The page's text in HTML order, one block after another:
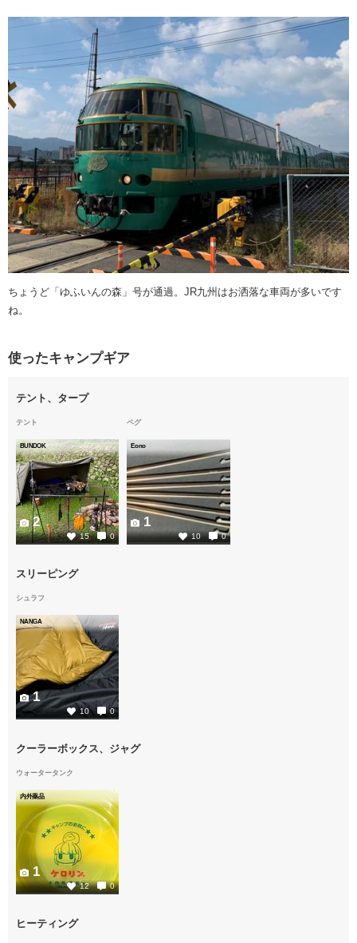
ちょうど「ゆふいんの森」号が通過。JR九州はお洒落な車両が多いです
ね。
使ったキャンプギア
テント、タープ
テント
BUNDOK
15 0
2
ペグ
Eono
10 0
1
スリーピング
シュラフ
NANGA
10 0
1
クーラーボックス、ジャグ
ウォータータンク
内外薬品
12 0
1
ヒーティング